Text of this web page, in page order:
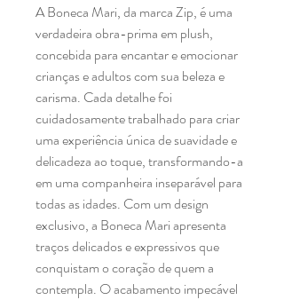
A Boneca Mari, da marca Zip, é uma
verdadeira obra-prima em plush,
concebida para encantar e emocionar
crianças e adultos com sua beleza e
carisma. Cada detalhe foi
cuidadosamente trabalhado para criar
uma experiência única de suavidade e
delicadeza ao toque, transformando-a
em uma companheira inseparável para
todas as idades. Com um design
exclusivo, a Boneca Mari apresenta
traços delicados e expressivos que
conquistam o coração de quem a
contempla. O acabamento impecável